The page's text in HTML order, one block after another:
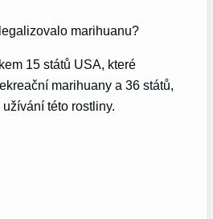
marihuanu?
15 států USA, které
marihuany a 36 států,
této rostliny.